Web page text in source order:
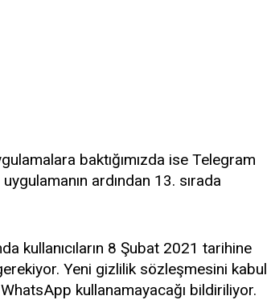
baktığımızda ise Telegram
ardından 13. sırada
kullanıcıların 8 Şubat 2021 tarihine
Yeni gizlilik sözleşmesini kabul
kullanamayacağı bildiriliyor.